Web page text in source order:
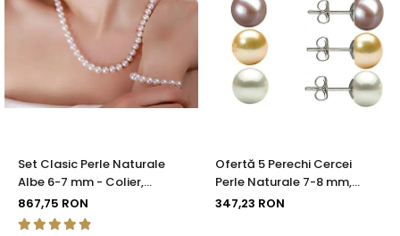
Set Clasic Perle Naturale
Albe 6-7 mm - Colier,
Brățară și Cercei, Argint 925
| KASKADDA®
867,75 RON
Ofertă 5 Perechi Cercei
Perle Naturale 7-8 mm,
Argint 925 - Alb, Crem,
347,23 RON